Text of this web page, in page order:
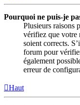
Pourquoi ne puis-je
Plusieurs raisons
vérifiez que votre
soient corrects.
forum pour
également
erreur de
Haut